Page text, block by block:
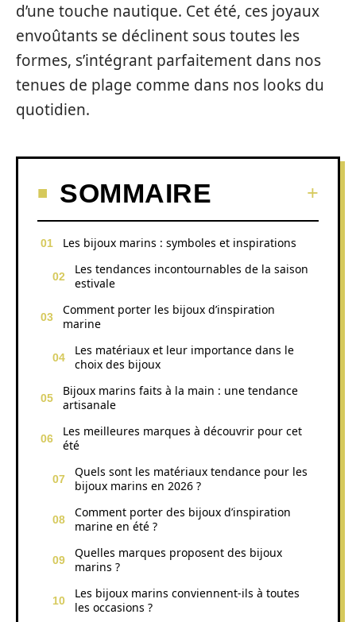
d’une touche nautique. Cet été, ces joyaux
envoûtants se déclinent sous toutes les
formes, s’intégrant parfaitement dans nos
tenues de plage comme dans nos looks du
quotidien.
SOMMAIRE
Les bijoux marins : symboles et inspirations
Les tendances incontournables de la saison
estivale
Comment porter les bijoux d’inspiration
marine
Les matériaux et leur importance dans le
choix des bijoux
Bijoux marins faits à la main : une tendance
artisanale
Les meilleures marques à découvrir pour cet
été
Quels sont les matériaux tendance pour les
bijoux marins en 2026 ?
Comment porter des bijoux d’inspiration
marine en été ?
Quelles marques proposent des bijoux
marins ?
Les bijoux marins conviennent-ils à toutes
les occasions ?